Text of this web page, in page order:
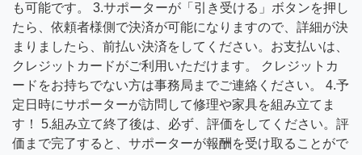
も可能です。 3.サポーターが「引き受ける」ボタンを押し
たら、依頼者様側で決済が可能になりますので、詳細が決
まりましたら、前払い決済をしてください。お支払いは、
クレジットカードがご利用いただけます。 クレジットカ
ードをお持ちでない方は事務局までご連絡ください。 4.予
定日時にサポーターが訪問して修理や家具を組み立てま
す！ 5.組み立て終了後は、必ず、評価をしてください。評
価まで完了すると、サポーターが報酬を受け取ることがで